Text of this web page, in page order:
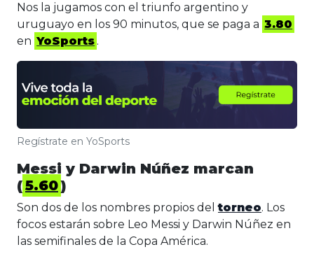
Nos la jugamos con el triunfo argentino y
uruguayo en los 90 minutos, que se paga a 3.80
en YoSports .
Regístrate en YoSports
Messi y Darwin Núñez marcan
(5.60)
Son dos de los nombres propios deltorneo. Los
focos estarán sobre Leo Messi y Darwin Núñez en
las semifinales de la Copa América.